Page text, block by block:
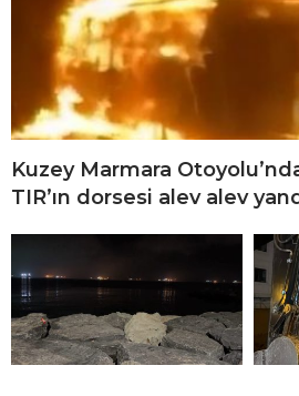
Kuzey Marmara
TIR’ın dorsesi alev alev